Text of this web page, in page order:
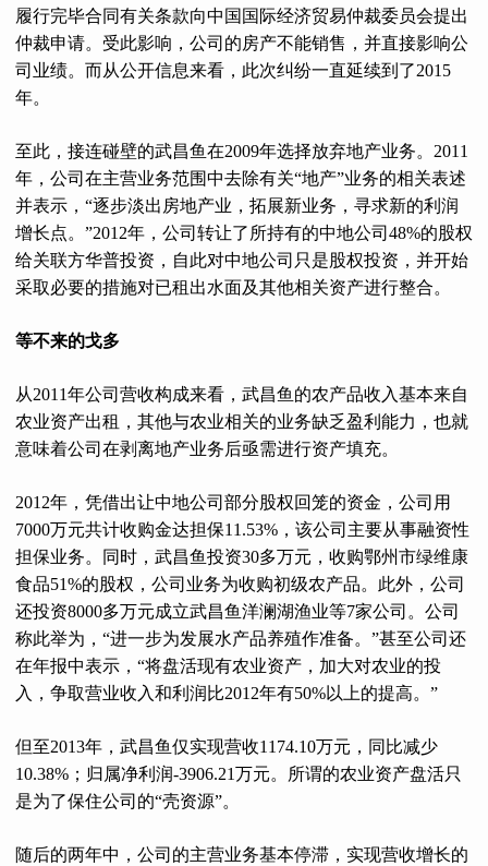
履行完毕合同有关条款向中国国际经济贸易仲裁委员会提出
仲裁申请。受此影响，公司的房产不能销售，并直接影响公
司业绩。而从公开信息来看，此次纠纷一直延续到了2015
年。
至此，接连碰壁的武昌鱼在2009年选择放弃地产业务。2011
年，公司在主营业务范围中去除有关“地产”业务的相关表述
并表示，“逐步淡出房地产业，拓展新业务，寻求新的利润
增长点。”2012年，公司转让了所持有的中地公司48%的股权
给关联方华普投资，自此对中地公司只是股权投资，并开始
采取必要的措施对已租出水面及其他相关资产进行整合。
等不来的戈多
从2011年公司营收构成来看，武昌鱼的农产品收入基本来自
农业资产出租，其他与农业相关的业务缺乏盈利能力，也就
意味着公司在剥离地产业务后亟需进行资产填充。
2012年，凭借出让中地公司部分股权回笼的资金，公司用
7000万元共计收购金达担保11.53%，该公司主要从事融资性
担保业务。同时，武昌鱼投资30多万元，收购鄂州市绿维康
食品51%的股权，公司业务为收购初级农产品。此外，公司
还投资8000多万元成立武昌鱼洋澜湖渔业等7家公司。公司
称此举为，“进一步为发展水产品养殖作准备。”甚至公司还
在年报中表示，“将盘活现有农业资产，加大对农业的投
入，争取营业收入和利润比2012年有50%以上的提高。”
但至2013年，武昌鱼仅实现营收1174.10万元，同比减少
10.38%；归属净利润-3906.21万元。所谓的农业资产盘活只
是为了保住公司的“壳资源”。
随后的两年中，公司的主营业务基本停滞，实现营收增长的